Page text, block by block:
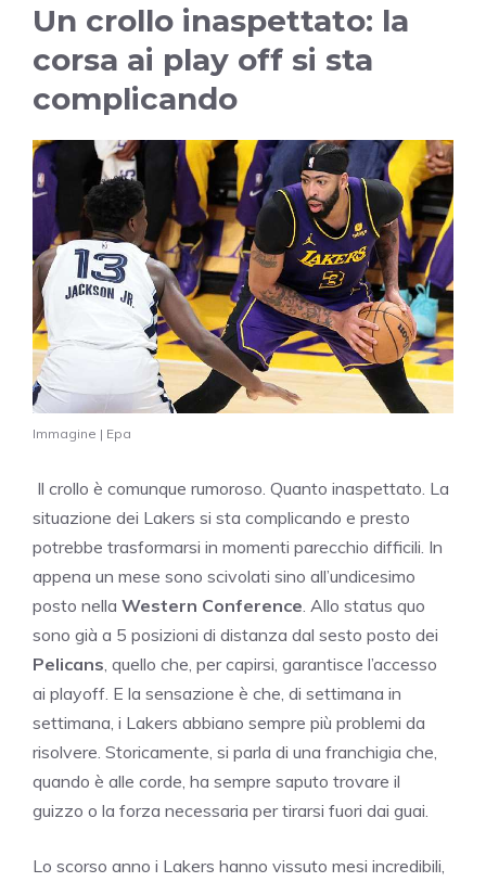
Un crollo inaspettato: la
corsa ai play off si sta
complicando
Immagine | Epa
Il crollo è comunque rumoroso. Quanto inaspettato. La
situazione dei Lakers si sta complicando e presto
potrebbe trasformarsi in momenti parecchio difficili. In
appena un mese sono scivolati sino all’undicesimo
posto nella Western Conference . Allo status quo
sono già a 5 posizioni di distanza dal sesto posto dei
Pelicans , quello che, per capirsi, garantisce l’accesso
ai playoff. E la sensazione è che, di settimana in
settimana, i Lakers abbiano sempre più problemi da
risolvere. Storicamente, si parla di una franchigia che,
quando è alle corde, ha sempre saputo trovare il
guizzo o la forza necessaria per tirarsi fuori dai guai.
Lo scorso anno i Lakers hanno vissuto mesi incredibili,